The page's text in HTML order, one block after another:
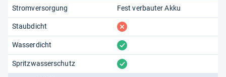
Stromversorgung Fest verbauter Akku
Staubdicht fehlt
Wasserdicht vorhanden
Spritzwasserschutz vorhanden